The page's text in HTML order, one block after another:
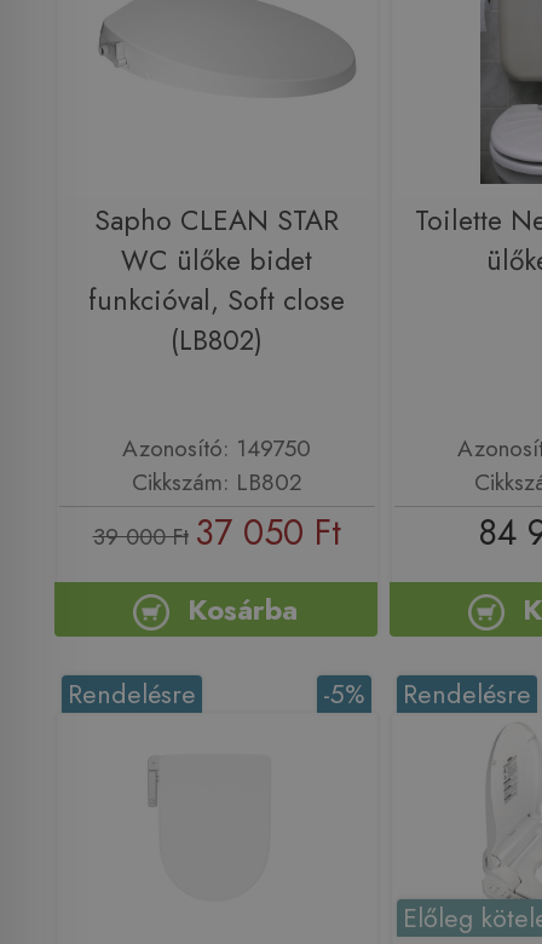
Sapho CLEAN STAR
WC ülőke bidet
funkcióval, Soft close
(LB802)
Azonosító: 149750
Cikkszám: LB802
39 000 Ft 37 050 Ft
Kosárba
Toilette
84
-5%
Rendelésre Rendelésre
Előleg